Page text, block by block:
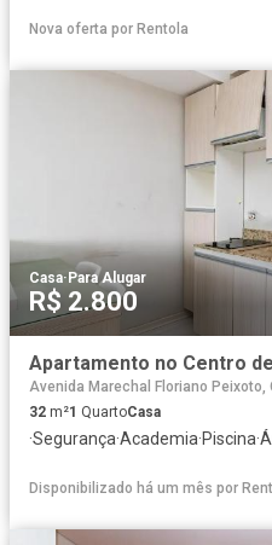
Nova oferta por Rentola
Casa· Para Alugar
R$ 2.800
Apartamento no Centro
Avenida Marechal Floriano Peixoto,
32 m²1 QuartoCasa
·Segurança·Academia·Piscina·
Disponibilizado há um mês por